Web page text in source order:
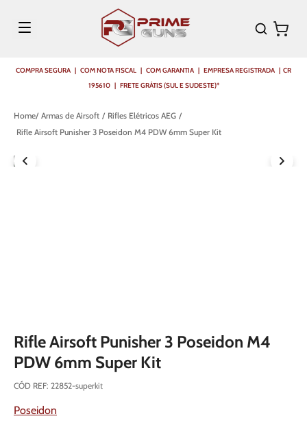
COMPRA SEGURA | COM NOTA FISCAL | COM GARANTIA | EMPRESA REGISTRADA | CR
195610 | FRETE GRÁTIS (SUL E SUDESTE)*
Armas de Airsoft
Rifles Elétricos AEG
Rifle Airsoft Punisher 3 Poseidon M4 PDW 6mm Super Kit
Rifle Airsoft Punisher 3 Poseidon M4
PDW 6mm Super Kit
CÓD REF: 22852-superkit
Poseidon